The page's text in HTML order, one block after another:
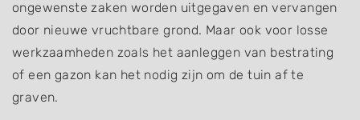
ongewenste zaken worden uitgegaven en vervangen
door nieuwe vruchtbare grond. Maar ook voor losse
werkzaamheden zoals het aanleggen van bestrating
of een gazon kan het nodig zijn om de tuin af te
graven.